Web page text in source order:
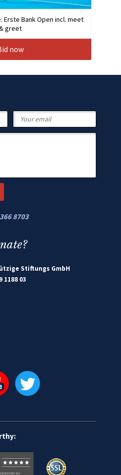
Erste Bank Open incl. meet
greet
now
8703
Stiftungs GmbH
1188 03